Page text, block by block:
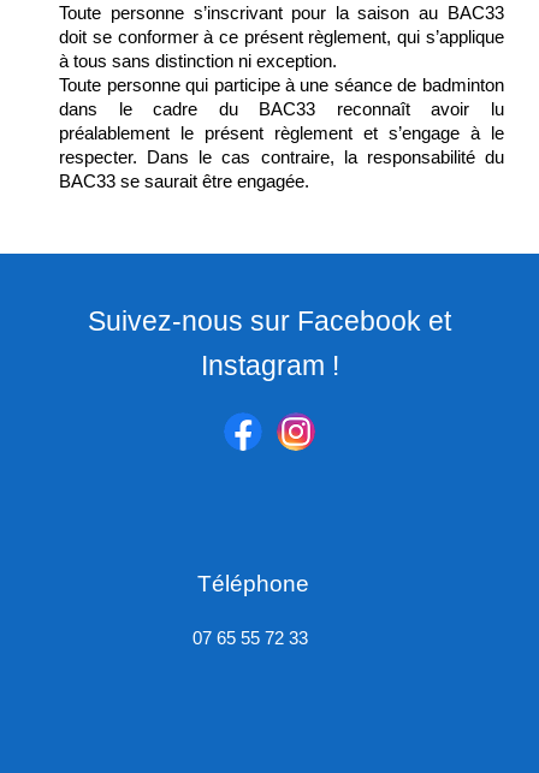
Toute personne s’inscrivant pour la saison au BAC33
doit se conformer à ce présent règlement, qui s’applique
à tous sans distinction ni exception.
Toute personne qui participe à une séance de badminton
dans le cadre du BAC33 reconnaît avoir lu
préalablement le présent règlement et s’engage à le
respecter. Dans le cas contraire, la responsabilité du
BAC33 se saurait être engagée.
Suivez-nous sur Facebook et
Instagram !
Téléphone
07 65 55 72 33